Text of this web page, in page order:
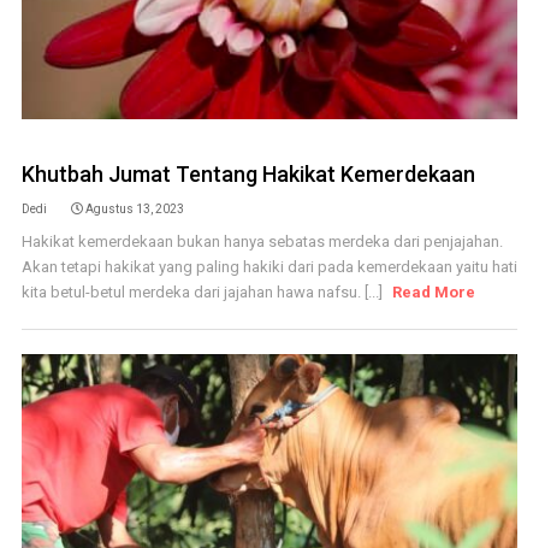
Khutbah Jumat Tentang Hakikat Kemerdekaan
Dedi Agustus 13, 2023
Hakikat kemerdekaan bukan hanya sebatas merdeka dari penjajahan.
Akan tetapi hakikat yang paling hakiki dari pada kemerdekaan yaitu hati
kita betul-betul merdeka dari jajahan hawa nafsu. [...]
Read More